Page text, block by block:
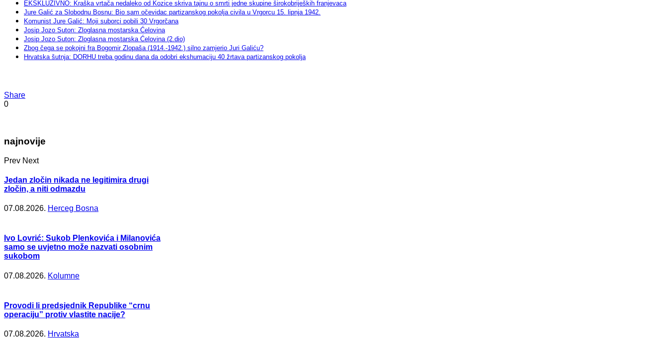
EKSKLUZIVNO: Kraška vrtača nedaleko od Kozice skriva tajnu o smrti jedne skupine širokobrijeških franjevaca
Jure Galić za Slobodnu Bosnu: Bio sam očevidac partizanskog pokolja civila u Vrgorcu 15. lipnja 1942.
Komunist Jure Galić: Moji suborci pobili 30 Vrgorčana
Josip Jozo Suton: Zloglasna mostarska Ćelovina
Josip Jozo Suton: Zloglasna mostarska Ćelovina (2.dio)
Zbog čega se pokojni fra Bogomir Zlopaša (1914.-1942.) silno zamjerio Juri Galiću?
Hrvatska šutnja: DORHU treba godinu dana da odobri ekshumaciju 40 žrtava partizanskog pokolja
Share
0
najnovije
Prev Next
Jedan zločin nikada ne legitimira drugi
zločin, a niti odmazdu
07.08.2026. Herceg Bosna
Ivo Lovrić: Sukob Plenkovića i Milanovića
samo se uvjetno može nazvati osobnim
sukobom
07.08.2026. Kolumne
Provodi li predsjednik Republike “crnu
operaciju” protiv vlastite nacije?
07.08.2026. Hrvatska